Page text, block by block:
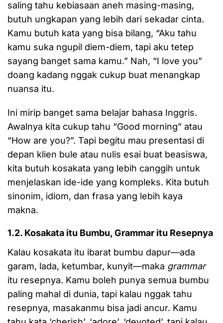
saling tahu kebiasaan aneh masing-masing,
butuh ungkapan yang lebih dari sekadar cinta.
Kamu butuh kata yang bisa bilang, “Aku tahu
kamu suka ngupil diem-diem, tapi aku tetep
sayang banget sama kamu.” Nah, “I love you”
doang kadang nggak cukup buat menangkap
nuansa itu.
Ini mirip banget sama belajar bahasa Inggris.
Awalnya kita cukup tahu “Good morning” atau
“How are you?”. Tapi begitu mau presentasi di
depan klien bule atau nulis esai buat beasiswa,
kita butuh kosakata yang lebih canggih untuk
menjelaskan ide-ide yang kompleks. Kita butuh
sinonim, idiom, dan frasa yang lebih kaya
makna.
1.2. Kosakata itu Bumbu, Grammar itu Resepnya
Kalau kosakata itu ibarat bumbu dapur—ada
garam, lada, ketumbar, kunyit—maka grammar
itu resepnya. Kamu boleh punya semua bumbu
paling mahal di dunia, tapi kalau nggak tahu
resepnya, masakanmu bisa jadi ancur. Kamu